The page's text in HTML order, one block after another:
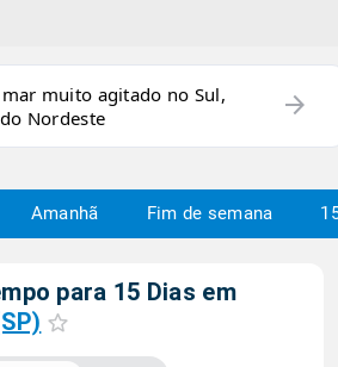
muito agitado no Sul,
Nordeste
arrow_forward
Amanhã Fim de semana
para 15 Dias em